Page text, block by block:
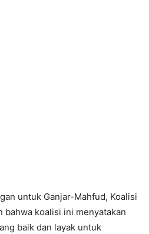
untuk Ganjar-Mahfud, Koalisi
bahwa koalisi ini menyatakan
baik dan layak untuk